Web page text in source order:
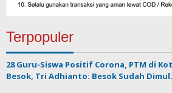
Terpopuler
28 Guru-Siswa Positif Corona, PTM di
Besok, Tri Adhianto: Besok Sudah